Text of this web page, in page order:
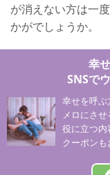
が消えない方は一
かがでしょうか。
幸
SNSで
幸せを呼ぶ
メロにさ
役に立つ
クーポンも